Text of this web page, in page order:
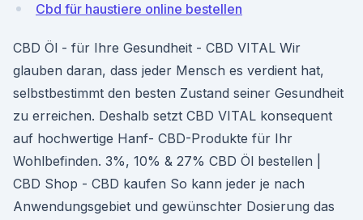
Cbd für haustiere online bestellen
CBD Öl - für Ihre Gesundheit - CBD VITAL Wir
glauben daran, dass jeder Mensch es verdient hat,
selbstbestimmt den besten Zustand seiner Gesundheit
zu erreichen. Deshalb setzt CBD VITAL konsequent
auf hochwertige Hanf- CBD-Produkte für Ihr
Wohlbefinden. 3%, 10% & 27% CBD Öl bestellen |
CBD Shop - CBD kaufen So kann jeder je nach
Anwendungsgebiet und gewünschter Dosierung das